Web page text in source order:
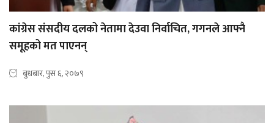
कांग्रेस संसदीय दलको नेतामा देउवा निर्वाचित, गगनले आफ्नै
समूहको मत पाएनन्
बुधबार, पुस ६, २०७९